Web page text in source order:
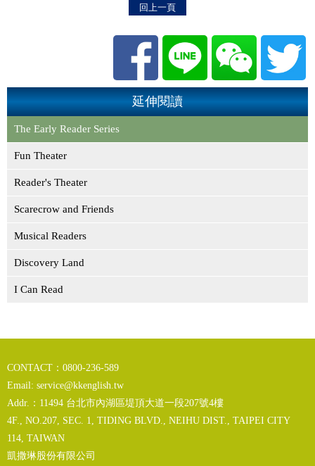
回上一頁
延伸閱讀
The Early Reader Series
Fun Theater
Reader's Theater
Scarecrow and Friends
Musical Readers
Discovery Land
I Can Read
CONTACT：0800-236-589
Email: service@kkenglish.tw
Addr.：11494 台北市內湖區堤頂大道一段207號4樓
4F., NO.207, SEC. 1, TIDING BLVD., NEIHU DIST., TAIPEI CITY
114, TAIWAN
凱撒琳股份有限公司